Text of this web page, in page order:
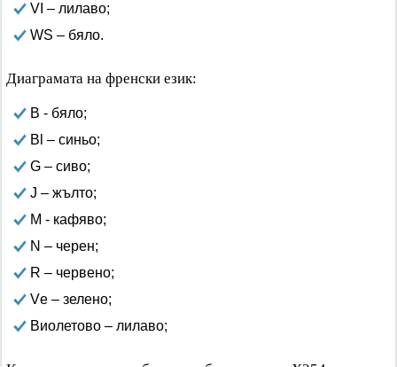
VI – лилаво;
WS – бяло.
Диаграмата на френски език:
B - бяло;
Bl – синьо;
G – сиво;
J – жълто;
М - кафяво;
N – черен;
R – червено;
Vе – зелено;
Виолетово – лилаво;